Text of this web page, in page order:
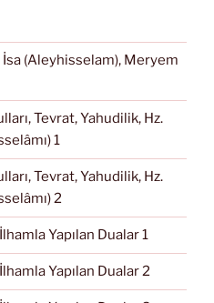
(Aleyhisselam), Meryem
Tevrat, Yahudilik, Hz.
1
Tevrat, Yahudilik, Hz.
2
Yapılan Dualar 1
Yapılan Dualar 2